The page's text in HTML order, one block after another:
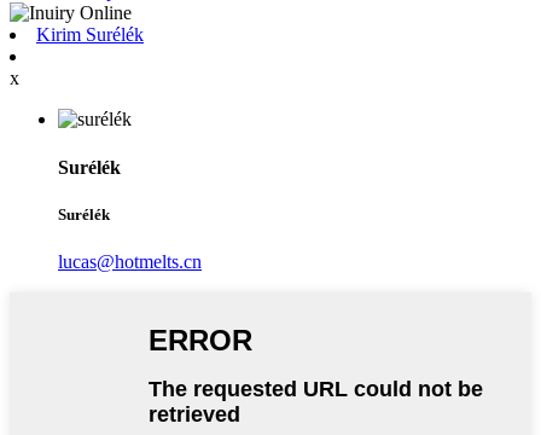
Kirim Surélék
x
Surélék
Surélék
lucas@hotmelts.cn